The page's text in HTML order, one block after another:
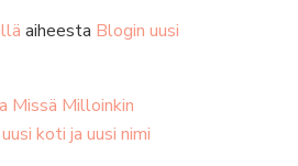
aiheesta Blogin uusi
Missä Milloinkin
koti ja uusi nimi